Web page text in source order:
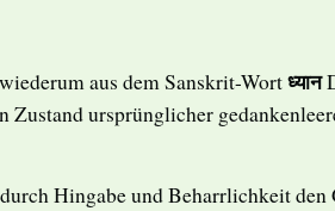
aus dem Sanskrit-Wortध्यान
ursprünglicher
Hingabe und Beharrlichkeit